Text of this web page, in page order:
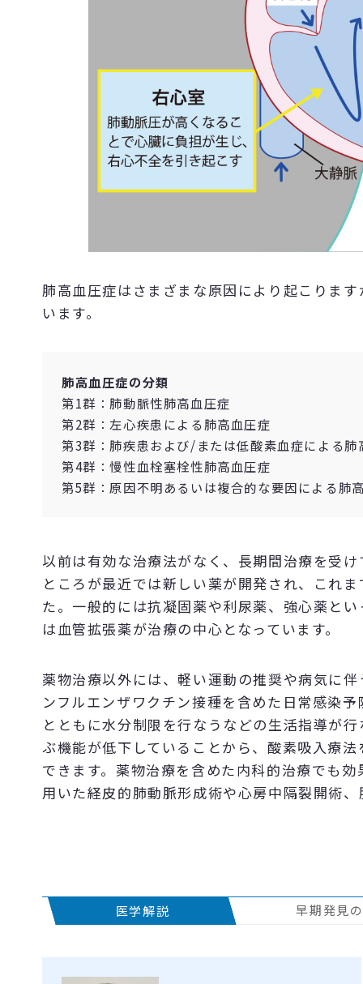
肺高血圧症はさまざまな原因により起こりま
います。
肺高血圧症の分類
第1群：肺動脈性肺高血圧症
第2群：左心疾患による肺高血圧症
第3群：肺疾患および/または低酸素血症による肺
第4群：慢性血栓塞栓性肺高血圧症
第5群：原因不明あるいは複合的な要因による肺
以前は有効な治療法がなく、長期間治療を受
ところが最近では新しい薬が開発され、これ
た。一般的には抗凝固薬や利尿薬、強心薬と
は血管拡張薬が治療の中心となっています。
薬物治療以外には、軽い運動の推奨や病気に
ンフルエンザワクチン接種を含めた日常感染
とともに水分制限を行なうなどの生活指導が
ぶ機能が低下していることから、酸素吸入療
できます。薬物治療を含めた内科的治療でも
用いた経皮的肺動脈形成術や心房中隔裂開術
医学解説 早期発見